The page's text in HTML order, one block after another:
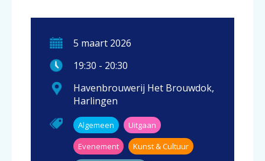
5 maart 2026
19:30 - 20:30
Havenbrouwerij Het Brouwdok,
Harlingen
Algemeen
Uitgaan
Evenement
Kunst & Cultuur